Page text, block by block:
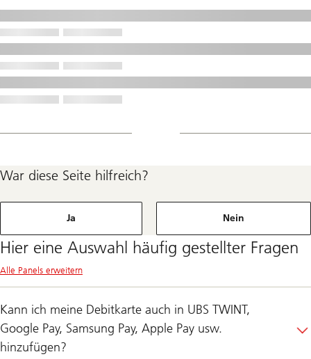
War diese Seite hilfreich?
Ja Nein
Hier eine Auswahl häufig gestellter Fragen
Alle Panels erweitern
Kann ich meine Debitkarte auch in UBS TWINT,
Google Pay, Samsung Pay, Apple Pay usw.
hinzufügen?